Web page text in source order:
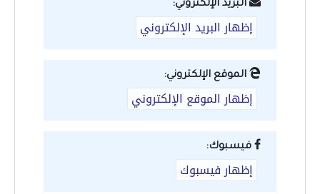
البريد الإلكتروني:
إظهار البريد الإلكتروني
الموقع الإلكتروني:
إظهار الموقع الإلكتروني
فيسبوك:
إظهار فيسبوك